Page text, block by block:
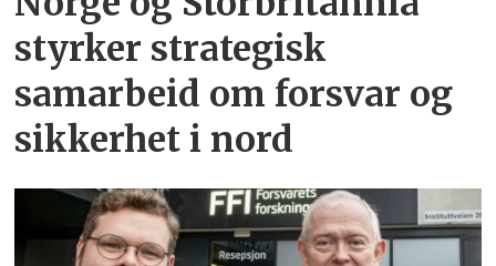
styrker strategisk
samarbeid om forsvar og
sikkerhet i nord